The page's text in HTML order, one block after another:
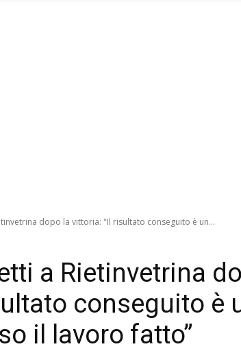
dopo la vittoria: "Il risultato conseguito è un...
a Rietinvetrina
conseguito è
il lavoro fatto”